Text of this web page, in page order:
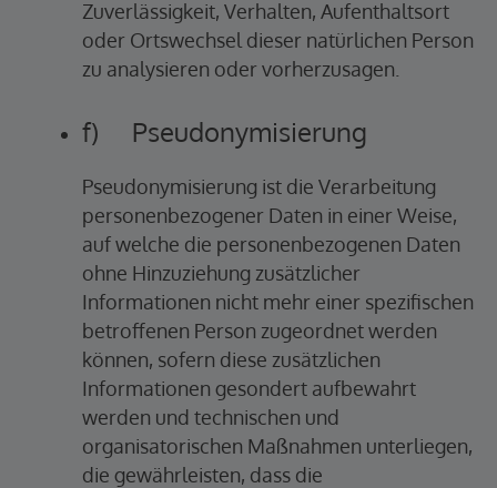
Zuverlässigkeit, Verhalten, Aufenthaltsort
oder Ortswechsel dieser natürlichen Person
zu analysieren oder vorherzusagen.
f) Pseudonymisierung
Pseudonymisierung ist die Verarbeitung
personenbezogener Daten in einer Weise,
auf welche die personenbezogenen Daten
ohne Hinzuziehung zusätzlicher
Informationen nicht mehr einer spezifischen
betroffenen Person zugeordnet werden
können, sofern diese zusätzlichen
Informationen gesondert aufbewahrt
werden und technischen und
organisatorischen Maßnahmen unterliegen,
die gewährleisten, dass die